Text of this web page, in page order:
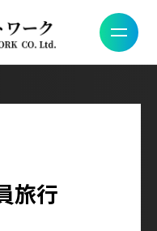
旅行